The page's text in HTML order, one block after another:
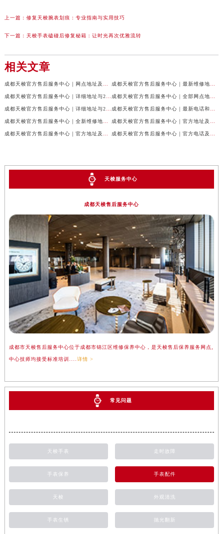
上一篇： 修复天梭腕表划痕：专业指南与实用技巧
下一篇： 天梭手表磕碰后修复秘籍：让时光再次优雅流转
相关文章
天梭服务中心
成都天梭售后服务中心
成都市天梭售后服务中心位于成都市锦江区维修保养中心，是天梭售后保养服务网点,
中心技师均接受标准培训.... 详情 >
常见问题
天梭手表 走时故障
手表保养 手表配件
天梭 外观清洗
手表生锈 抛光翻新